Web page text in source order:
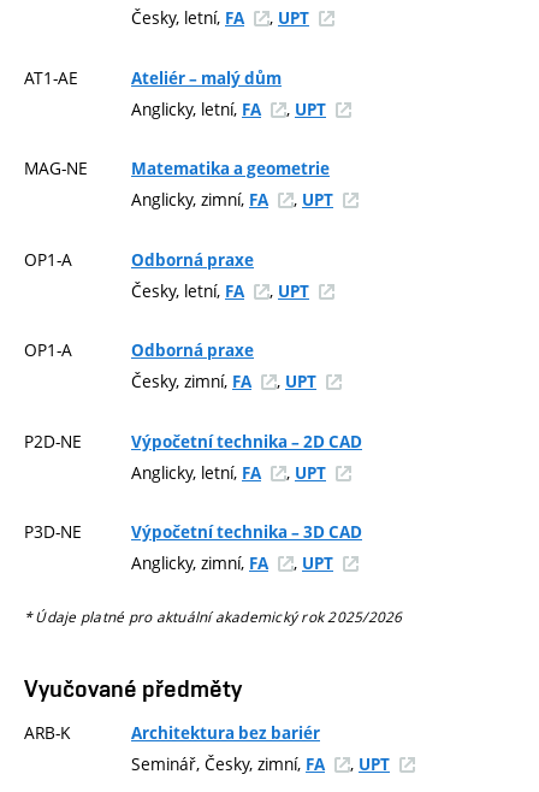
Česky, letní, FA , UPT
AT1-AE Ateliér – malý dům
Anglicky, letní, FA , UPT
MAG-NE Matematika a geometrie
Anglicky, zimní, FA , UPT
OP1-A Odborná praxe
Česky, letní, FA , UPT
OP1-A Odborná praxe
Česky, zimní, FA , UPT
P2D-NE Výpočetní technika – 2D CAD
Anglicky, letní, FA , UPT
P3D-NE Výpočetní technika – 3D CAD
Anglicky, zimní, FA , UPT
* Údaje platné pro aktuální akademický rok 2025/2026
Vyučované předměty
ARB-K Architektura bez bariér
Seminář, Česky, zimní, FA , UPT